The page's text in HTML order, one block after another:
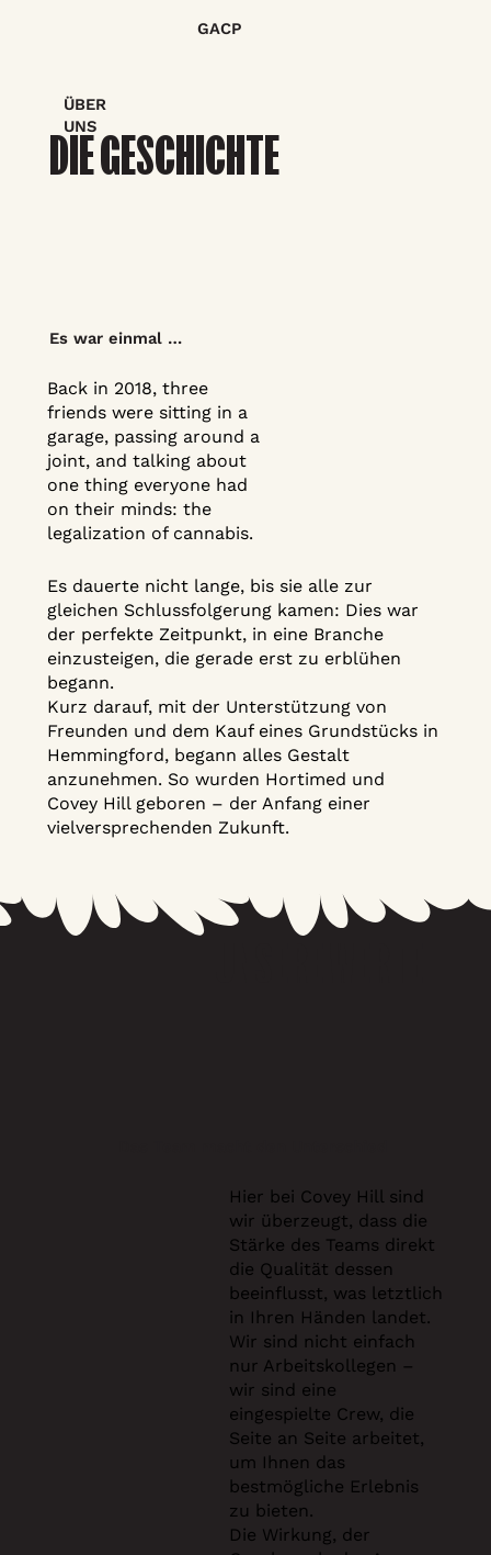
GACP
DIE GESCHICHTE
ÜBER
UNS
Es war einmal …
Back in 2018, three
friends were sitting in a
garage, passing around a
joint, and talking about
one thing everyone had
on their minds: the
legalization of cannabis.
Es dauerte nicht lange, bis sie alle zur
gleichen Schlussfolgerung kamen: Dies war
der perfekte Zeitpunkt, in eine Branche
einzusteigen, die gerade erst zu erblühen
begann.
Kurz darauf, mit der Unterstützung von
Freunden und dem Kauf eines Grundstücks in
Hemmingford, begann alles Gestalt
anzunehmen. So wurden Hortimed und
Covey Hill geboren – der Anfang einer
vielversprechenden Zukunft.
Hier bei Covey Hill sind
wir überzeugt, dass die
Stärke des Teams direkt
die Qualität dessen
beeinflusst, was letztlich
in Ihren Händen landet.
Wir sind nicht einfach
nur Arbeitskollegen –
wir sind eine
eingespielte Crew, die
Seite an Seite arbeitet,
um Ihnen das
bestmögliche Erlebnis
zu bieten.
Die Wirkung, der